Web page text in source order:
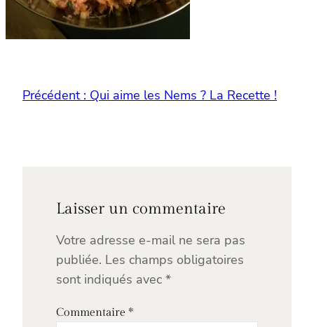
Précédent : Qui aime les Nems ? La Recette !
Laisser un commentaire
Votre adresse e-mail ne sera pas
publiée. Les champs obligatoires
sont indiqués avec *
Commentaire *